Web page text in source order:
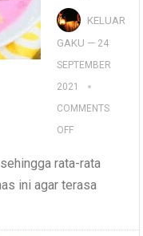
KELUAR
GAKU — 24
SEPTEMBER
2021
COMMENTS
OFF
rata-rata
ini agar terasa